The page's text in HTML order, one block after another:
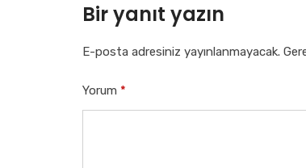
Bir yanıt yazın
E-posta adresiniz yayınlanmayacak.
Yorum *